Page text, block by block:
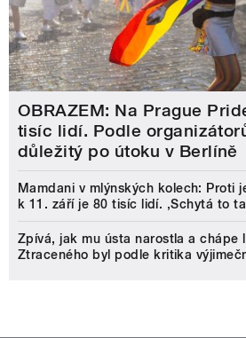
OBRAZEM: Na Prague
tisíc lidí. Podle
důležitý po útoku v Berlíně
Mamdani v mlýnských kolech: Proti
k 11. září je 80 tisíc lidí. ‚Schytá to
Zpívá, jak mu ústa narostla a chápe
Ztraceného byl podle kritika